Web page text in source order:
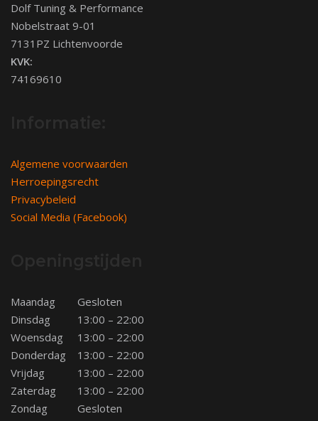
Dolf Tuning & Performance
Nobelstraat 9-01
7131PZ Lichtenvoorde
KVK:
74169610
Algemene voorwaarden
Herroepingsrecht
Privacybeleid
Social Media (Facebook)
Maandag
Gesloten
Dinsdag
13:00 – 22:00
Woensdag
13:00 – 22:00
Donderdag
13:00 – 22:00
Vrijdag
13:00 – 22:00
Zaterdag
13:00 – 22:00
Zondag
Gesloten